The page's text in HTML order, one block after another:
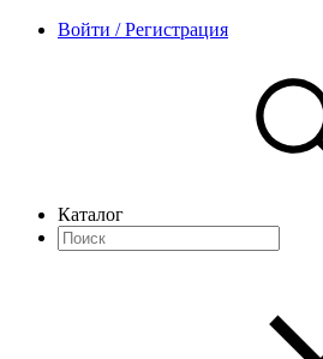
Войти / Регистрация
Каталог